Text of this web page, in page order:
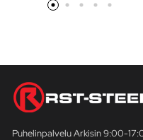
Puhelinpalvelu Arkisin 9:00-